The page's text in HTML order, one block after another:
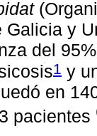
Galicia y
del
1 y
en
pacientes